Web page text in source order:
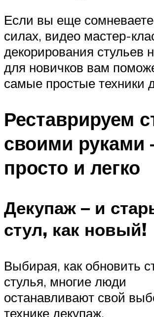
Если вы еще
силах, видео мастер-
декорирования стульев
для новичков вам
самые простые техники
Реставрируем
своими руками
просто и легко
Декупаж – и
стул, как новый!
Выбирая, как обновить
стулья, многие люди
останавливают свой
технике декупаж.